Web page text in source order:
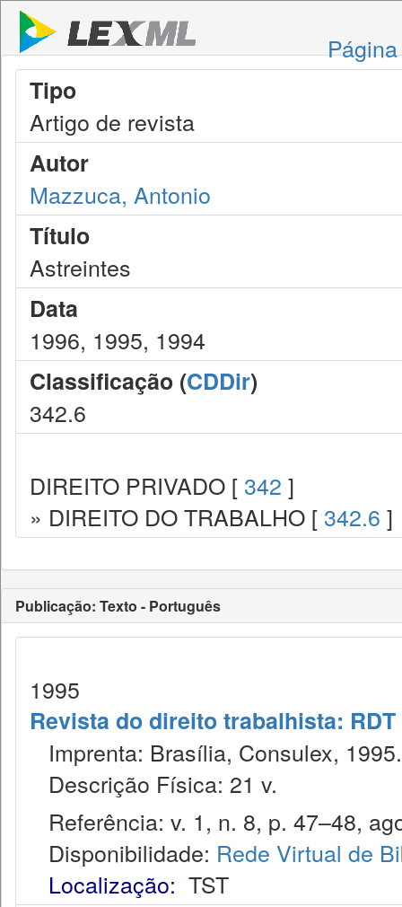
Tipo
Artigo de revista
Autor
Mazzuca, Antonio
Título
Astreintes
Data
1996, 1995, 1994
Classificação (CDDir)
342.6
DIREITO PRIVADO [ 342 ]
» DIREITO DO TRABALHO [ 342.6 ]
Publicação: Texto - Português
1995
Revista do direito trabalhista: RDT
Imprenta: Brasília, Consulex, 1995.
Descrição Física: 21 v.
Referência: v. 1, n. 8, p. 47–48,
Disponibilidade: Rede Virtual de
Localização: TST